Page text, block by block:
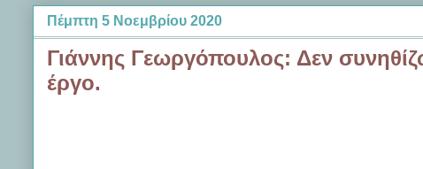
Πέμπτη 5 Νοεμβρίου 2020
Γιάννης Γεωργόπουλος: Δεν
έργο.